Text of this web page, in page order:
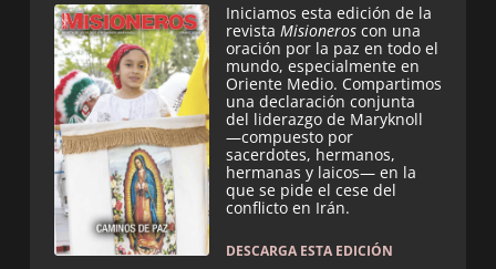
Iniciamos esta edición de la
revista Misioneros con una
oración por la paz en todo el
mundo, especialmente en
Oriente Medio. Compartimos
una declaración conjunta
del liderazgo de Maryknoll
—compuesto por
sacerdotes, hermanos,
hermanas y laicos— en la
que se pide el cese del
conflicto en Irán.
DESCARGA ESTA EDICIÓN